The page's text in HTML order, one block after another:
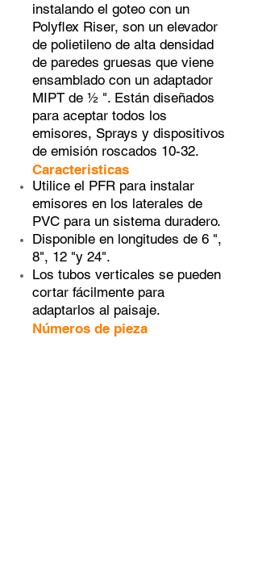
instalando el goteo con un
Polyflex Riser, son un elevador
de polietileno de alta densidad
de paredes gruesas que viene
ensamblado con un adaptador
MIPT de ½ ". Están diseñados
para aceptar todos los
emisores, Sprays y dispositivos
de emisión roscados 10-32.
Caracteristicas
Utilice el PFR para instalar
emisores en los laterales de
PVC para un sistema duradero.
Disponible en longitudes de 6 ",
8", 12 "y 24".
Los tubos verticales se pueden
cortar fácilmente para
adaptarlos al paisaje.
Números de pieza